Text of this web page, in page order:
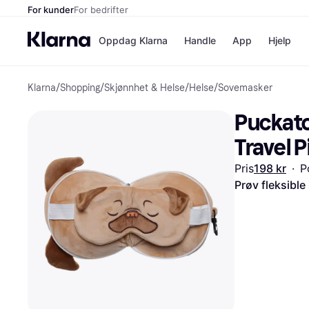
For kunderFor bedrifter
Oppdag Klarna
Betal nå
Betal i 3
Betal innen
Finansiering
Vipps
Handle
Butikker
App Hjelp
Klarna/Shopping/Skjønnhet & Helse/Helse/Sovemasker
Travel
Pris198 kr ·
Prøv